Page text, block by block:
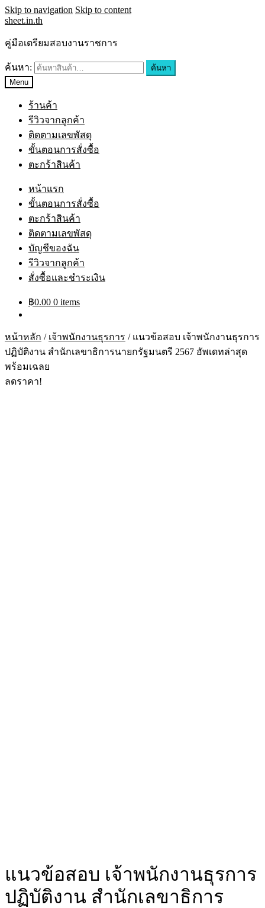
Skip to navigation Skip to content
sheet.in.th
คู่มือเตรียมสอบงานราชการ
ค้นหา:
ค้นหา
Menu
ร้านค้า
รีวิวจากลูกค้า
ติดตามเลขพัสดุ
ขั้นตอนการสั่งซื้อ
ตะกร้าสินค้า
หน้าแรก
ขั้นตอนการสั่งซื้อ
ตะกร้าสินค้า
ติดตามเลขพัสดุ
บัญชีของฉัน
รีวิวจากลูกค้า
สั่งซื้อและชำระเงิน
฿0.00 0 items
หน้าหลัก / เจ้าพนักงานธุรการ / แนวข้อสอบ เจ้าพนักงานธุรการ
ปฏิบัติงาน สำนักเลขาธิการนายกรัฐมนตรี 2567 อัพเดทล่าสุด
พร้อมเฉลย
ลดราคา!
แนวข้อสอบ เจ้าพนักงานธุรการ
ปฏิบัติงาน สำนักเลขาธิการ